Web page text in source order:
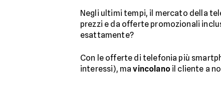
Negli ultimi tempi, il mercato della
prezzi e da offerte promozionali
esattamente?
Con le offerte di telefonia più
interessi), mavincolanoil cliente a